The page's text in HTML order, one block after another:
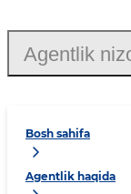
Bosh sahifa
Agentlik haqida
Agentlik